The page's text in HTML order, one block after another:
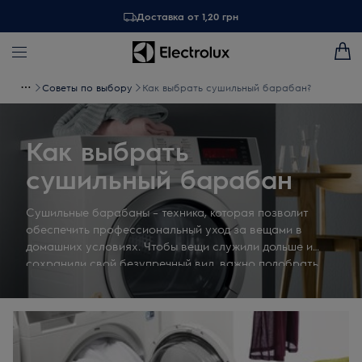
Доставка от 1,20 грн
Советы по выбору Как выбрать сушильный барабан?
Как выбрать
сушильный барабан
Сушильные барабаны – техника, которая позволит
обеспечить профессиональный уход за вещами в
домашних условиях. Чтобы вещи служили дольше и
сохранили свой безупречный вид, важно подобрать
правильную сушильную технику. Как выбрать
сушильную машину правильно? Вот несколько советов,
которые помогут определиться с выбором.